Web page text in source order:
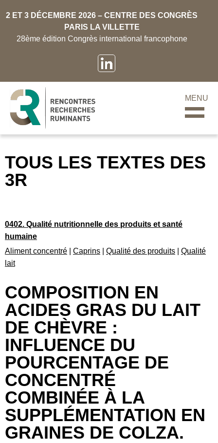
2 ET 3 DÉCEMBRE 2026 – CENTRE DES CONGRÈS
PARIS LA VILLETTE
28ème édition Congrès international francophone
MENU
TOUS LES TEXTES DES
3R
0402. Qualité nutritionnelle des produits et santé
humaine
Aliment concentré
Caprins Qualité des produits
Qualité
lait
COMPOSITION EN
ACIDES GRAS DU LAIT
DE CHÈVRE :
INFLUENCE DU
POURCENTAGE DE
CONCENTRÉ
COMBINÉE À LA
SUPPLÉMENTATION EN
GRAINES DE COLZA.